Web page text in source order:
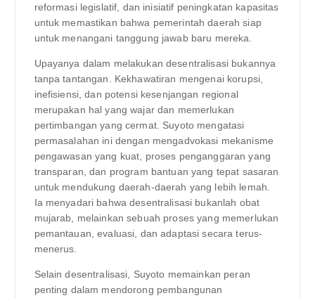
reformasi legislatif, dan inisiatif peningkatan kapasitas
untuk memastikan bahwa pemerintah daerah siap
untuk menangani tanggung jawab baru mereka.
Upayanya dalam melakukan desentralisasi bukannya
tanpa tantangan. Kekhawatiran mengenai korupsi,
inefisiensi, dan potensi kesenjangan regional
merupakan hal yang wajar dan memerlukan
pertimbangan yang cermat. Suyoto mengatasi
permasalahan ini dengan mengadvokasi mekanisme
pengawasan yang kuat, proses penganggaran yang
transparan, dan program bantuan yang tepat sasaran
untuk mendukung daerah-daerah yang lebih lemah.
Ia menyadari bahwa desentralisasi bukanlah obat
mujarab, melainkan sebuah proses yang memerlukan
pemantauan, evaluasi, dan adaptasi secara terus-
menerus.
Selain desentralisasi, Suyoto memainkan peran
penting dalam mendorong pembangunan